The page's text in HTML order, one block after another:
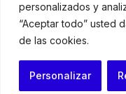
personalizados y
“Aceptar todo” usted
de las cookies.
Personalizar
© Institut de Drets
Aviso legal|
Programación